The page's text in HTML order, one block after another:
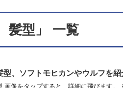
髪型」 一覧
型、ソフトモヒカンやウルフを紹
画像をタップすると、詳細に飛びます